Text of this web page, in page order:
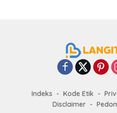
Indeks Kode Etik
Disclaimer